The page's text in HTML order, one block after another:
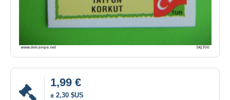
1,99 €
± 2,30 $US